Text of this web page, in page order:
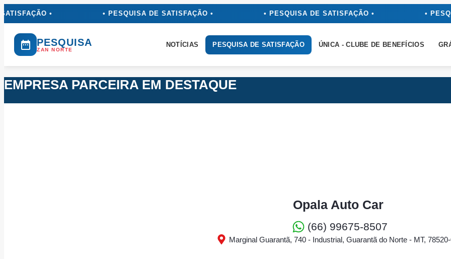
para
o
conteúdo
• • PESQUISA DE SATISFAÇÃO • • PESQUISA DE SATISFAÇÃO • •
PESQUISA
ZAN NORTE
NOTÍCIAS PESQUISA DE SATISFAÇÃO ÚNICA - CLUBE DE BENEFÍCIOS
EMPRESA PARCEIRA EM DESTAQUE
Opala Auto Car
(66) 99675-8507
Marginal Guarantã, 740 - Industrial, Guarantã do Norte - MT,